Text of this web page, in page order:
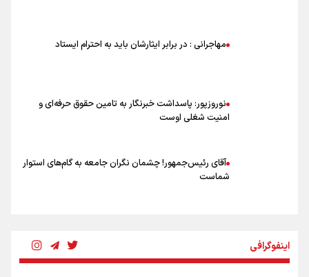
شاهرخی: اندازه داشته‌هایمان از بازار جام جهانی برداشت کردیم/ دودستی
سرنوشت صعود را به تیم‌های دیگر سپردیم
مهاجرانی : در برابر ایثارشان باید به احترام ایستاد
نوروزپور: پاسداشت خبرنگار به تامین حقوق حرفه‌ای و
امنیت شغلی اوست
آقای رئیس‌جمهور! چشمان نگران جامعه به گام‌های استوار
شماست
اینفوگرافی